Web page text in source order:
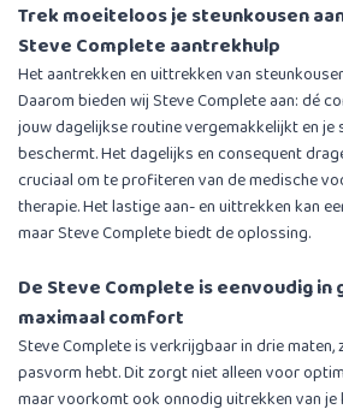
Trek moeiteloos je steunkousen
Steve Complete aantrekhulp
Het aantrekken en uittrekken van
Daarom bieden wij Steve Complete aan: dé
jouw dagelijkse routine vergemakkelijkt en je
beschermt. Het dagelijks en consequent
cruciaal om te profiteren van de medische
therapie. Het lastige aan- en uittrekken kan
maar Steve Complete biedt de oplossing.
De Steve Complete is eenvoudig
maximaal comfort
Steve Complete is verkrijgbaar in drie
pasvorm hebt. Dit zorgt niet alleen voor
maar voorkomt ook onnodig uitrekken van je